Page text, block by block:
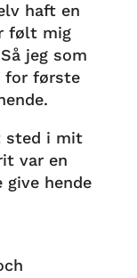
haft en
følt mig
jeg som
for første
sted i mit
var en
give hende